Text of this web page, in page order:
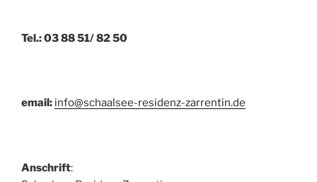
Tel.: 03 88 51/ 82 50
email: info@schaalsee-residenz-zarrentin.de
Anschrift: